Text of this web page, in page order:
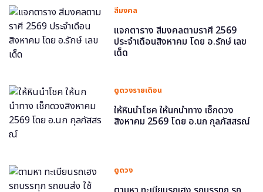
สีมงคล
แจกตาราง สีมงคลตามราศี 2569
ประจำเดือนสิงหาคม โดย อ.รักษ์ เลข
เด็ด
ดูดวงรายเดือน
ให้หินนำโชค ให้นกนำทาง เช็กดวง
สิงหาคม 2569 โดย อ.นก กุลภัสสรณ์
ดูดวง